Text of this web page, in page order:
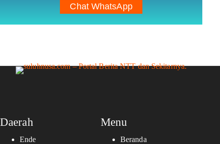
Chat WhatsApp
Daerah
Ende
Menu
Beranda